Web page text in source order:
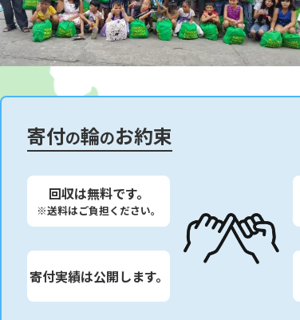
寄付の輪のお約束
回収は無料です。
※送料はご負担ください。
寄付実績は公開します。